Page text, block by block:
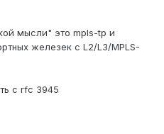
мысли" это mpls-tp и
железек с L2/L3/MPLS-
c rfc 3945